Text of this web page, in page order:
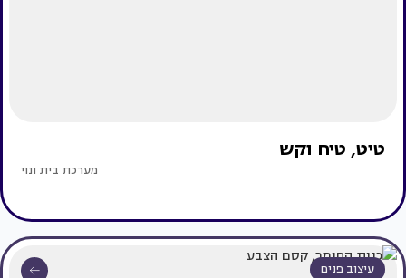
טיט, טיח וקש
מערכת בית ונוי
עיצוב פנים